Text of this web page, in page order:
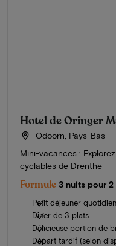
Hotel de Oringer
Odoorn, Pays-Bas
Mini-vacances :
cyclables de Drenthe
Formule 3 nuits pour 2
Petit déjeuner quotidien
Dîner de 3 plats
Délicieuse portion de
Départ tardif (selon